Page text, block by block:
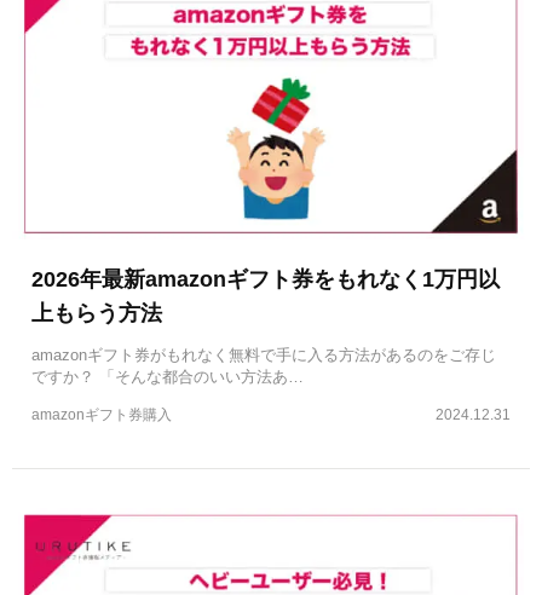
2026年最新amazonギフト券をもれなく1万円以
上もらう方法
amazonギフト券がもれなく無料で手に入る方法があるのをご存じ
ですか？ 「そんな都合のいい方法あ…
2024.12.31
amazonギフト券購入